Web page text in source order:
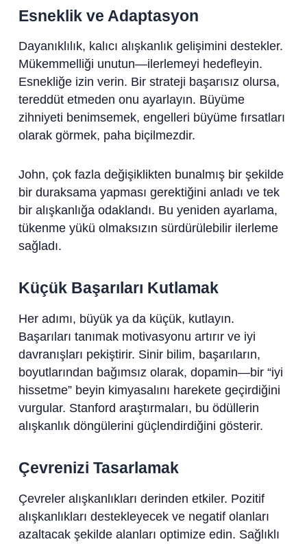
Esneklik ve Adaptasyon
Dayanıklılık, kalıcı alışkanlık gelişimini destekler.
Mükemmelliği unutun—ilerlemeyi hedefleyin.
Esnekliğe izin verin. Bir strateji başarısız olursa,
tereddüt etmeden onu ayarlayın. Büyüme
zihniyeti benimsemek, engelleri büyüme fırsatları
olarak görmek, paha biçilmezdir.
John, çok fazla değişiklikten bunalmış bir şekilde
bir duraksama yapması gerektiğini anladı ve tek
bir alışkanlığa odaklandı. Bu yeniden ayarlama,
tükenme yükü olmaksızın sürdürülebilir ilerleme
sağladı.
Küçük Başarıları Kutlamak
Her adımı, büyük ya da küçük, kutlayın.
Başarıları tanımak motivasyonu artırır ve iyi
davranışları pekiştirir. Sinir bilim, başarıların,
boyutlarından bağımsız olarak, dopamin—bir “iyi
hissetme” beyin kimyasalını harekete geçirdiğini
vurgular. Stanford araştırmaları, bu ödüllerin
alışkanlık döngülerini güçlendirdiğini gösterir.
Çevrenizi Tasarlamak
Çevreler alışkanlıkları derinden etkiler. Pozitif
alışkanlıkları destekleyecek ve negatif olanları
azaltacak şekilde alanları optimize edin. Sağlıklı